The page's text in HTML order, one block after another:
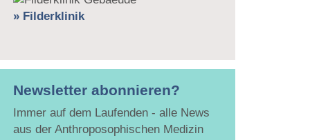
» Filderklinik
Newsletter abonnieren?
Immer auf dem Laufenden - alle News
aus der Anthroposophischen Medizin